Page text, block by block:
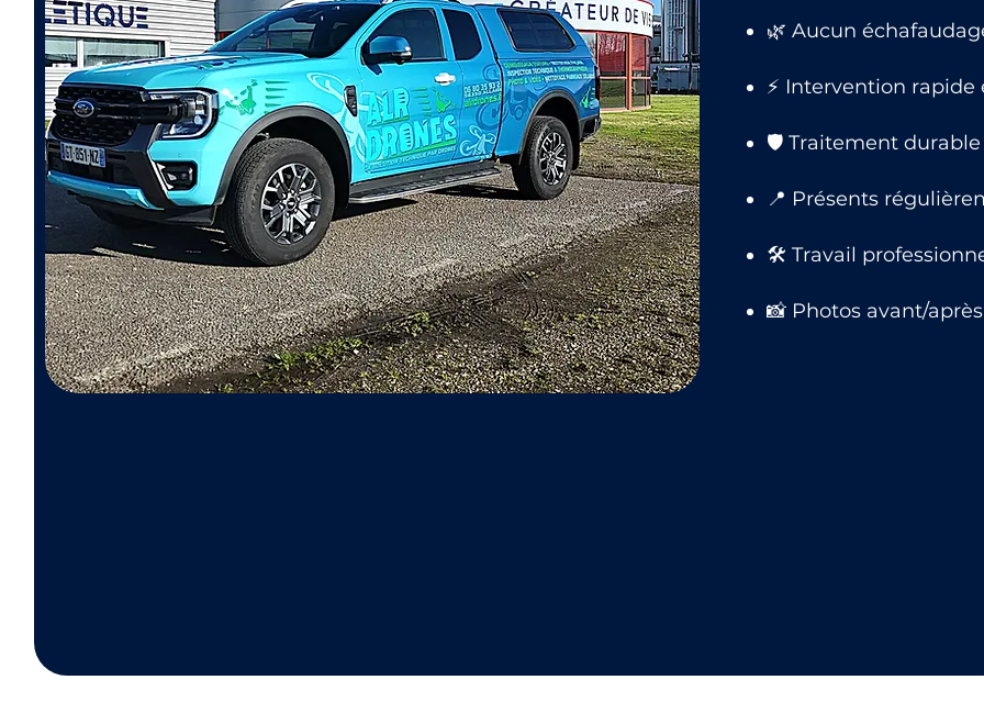
🌿 Aucun
⚡ Intervention
🛡 Traitement
📍 Présents
🛠 Travail
📸 Photos avant/